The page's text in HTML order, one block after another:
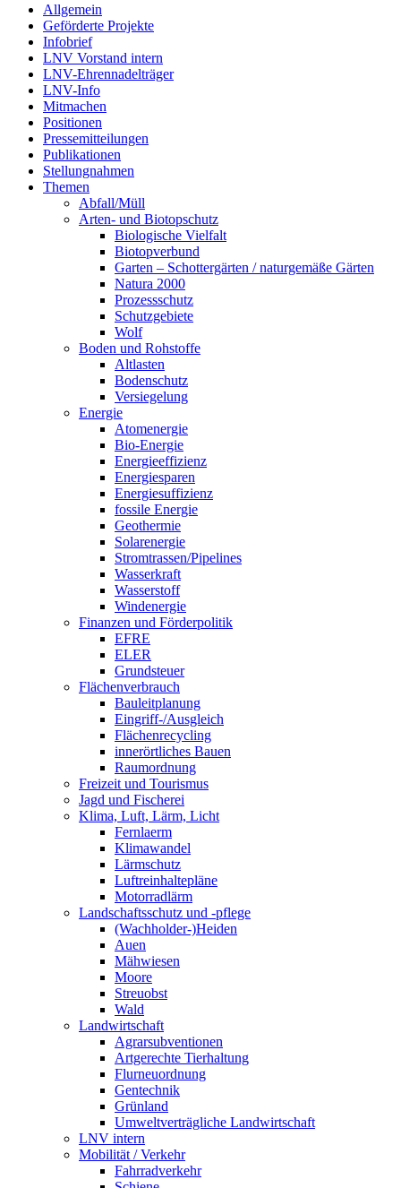
Allgemein
Geförderte Projekte
Infobrief
LNV Vorstand intern
LNV-Ehrennadelträger
LNV-Info
Mitmachen
Positionen
Pressemitteilungen
Publikationen
Stellungnahmen
Themen
Abfall/Müll
Arten- und Biotopschutz
Biologische Vielfalt
Biotopverbund
Garten – Schottergärten / naturgemäße Gärten
Natura 2000
Prozessschutz
Schutzgebiete
Wolf
Boden und Rohstoffe
Altlasten
Bodenschutz
Versiegelung
Energie
Atomenergie
Bio-Energie
Energieeffizienz
Energiesparen
Energiesuffizienz
fossile Energie
Geothermie
Solarenergie
Stromtrassen/Pipelines
Wasserkraft
Wasserstoff
Windenergie
Finanzen und Förderpolitik
EFRE
ELER
Grundsteuer
Flächenverbrauch
Bauleitplanung
Eingriff-/Ausgleich
Flächenrecycling
innerörtliches Bauen
Raumordnung
Freizeit und Tourismus
Jagd und Fischerei
Klima, Luft, Lärm, Licht
Fernlaerm
Klimawandel
Lärmschutz
Luftreinhaltepläne
Motorradlärm
Landschaftsschutz und -pflege
(Wachholder-)Heiden
Auen
Mähwiesen
Moore
Streuobst
Wald
Landwirtschaft
Agrarsubventionen
Artgerechte Tierhaltung
Flurneuordnung
Gentechnik
Grünland
Umweltverträgliche Landwirtschaft
LNV intern
Mobilität / Verkehr
Fahrradverkehr